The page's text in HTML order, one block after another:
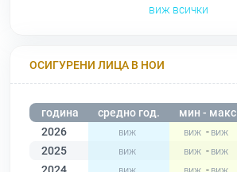
виж всички
ОСИГУРЕНИ ЛИЦА В НОИ
година средно год. мин - макс
2026
-
2025
-